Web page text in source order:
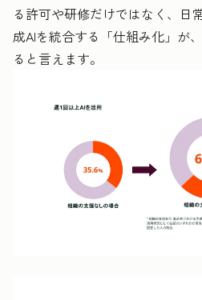
る許可や研修だけではなく、日
成AIを統合する「仕組み化」が
ると言えます。